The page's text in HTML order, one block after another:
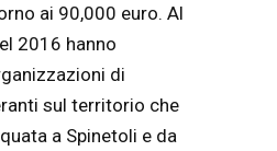
ai 90,000 euro. Al
2016 hanno
di
sul territorio che
a Spinetoli e da